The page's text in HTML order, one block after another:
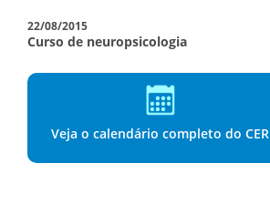
22/08/2015
Curso de neuropsicologia
Veja o calendário completo do CER